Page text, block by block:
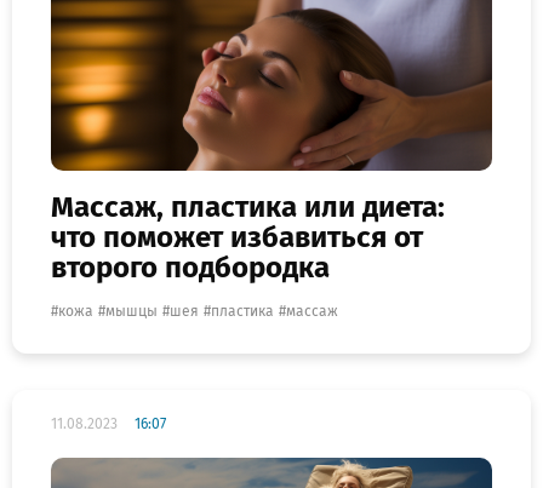
Массаж, пластика или диета:
что поможет избавиться от
второго подбородка
кожа мышцы шея пластика массаж
11.08.2023 16:07